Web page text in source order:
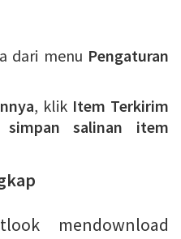
dari menu Pengaturan
, klik Item Terkirim
simpan salinan item
mendownload